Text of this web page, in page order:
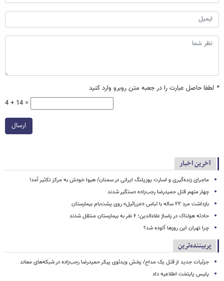
* لطفا حاصل عبارت را در جعبه متن روبرو وارد کنید
4 + 14 =
ارسال
آخرین اخبار
ماجرای زنده‌گیری و اسارت یوزپلنگ ایرانی در سمنان/ هیوا خودش به مرکز تکثیر آمد!
چهار متهم قتل حمیدرضا رجب‌زاده دستگیر شدند
بازداشت مرد ۲۲ ساله با لباس «عزرائیل» روی پشت‌بام بیمارستان
حادثه هولناک در پاساژ علاءالدین؛ ۶ نفر به بیمارستان منتقل شدند
چرا تهران این روزها آلوده شد؟
پربیننده‌ترین
جزئیات جدید از قتل یک مداح/ پخش ویدئوی پیکر حمیدرضا رجب‌زاده در شبکه‌های معاند
پلیس پایتخت اطلاعیه داد